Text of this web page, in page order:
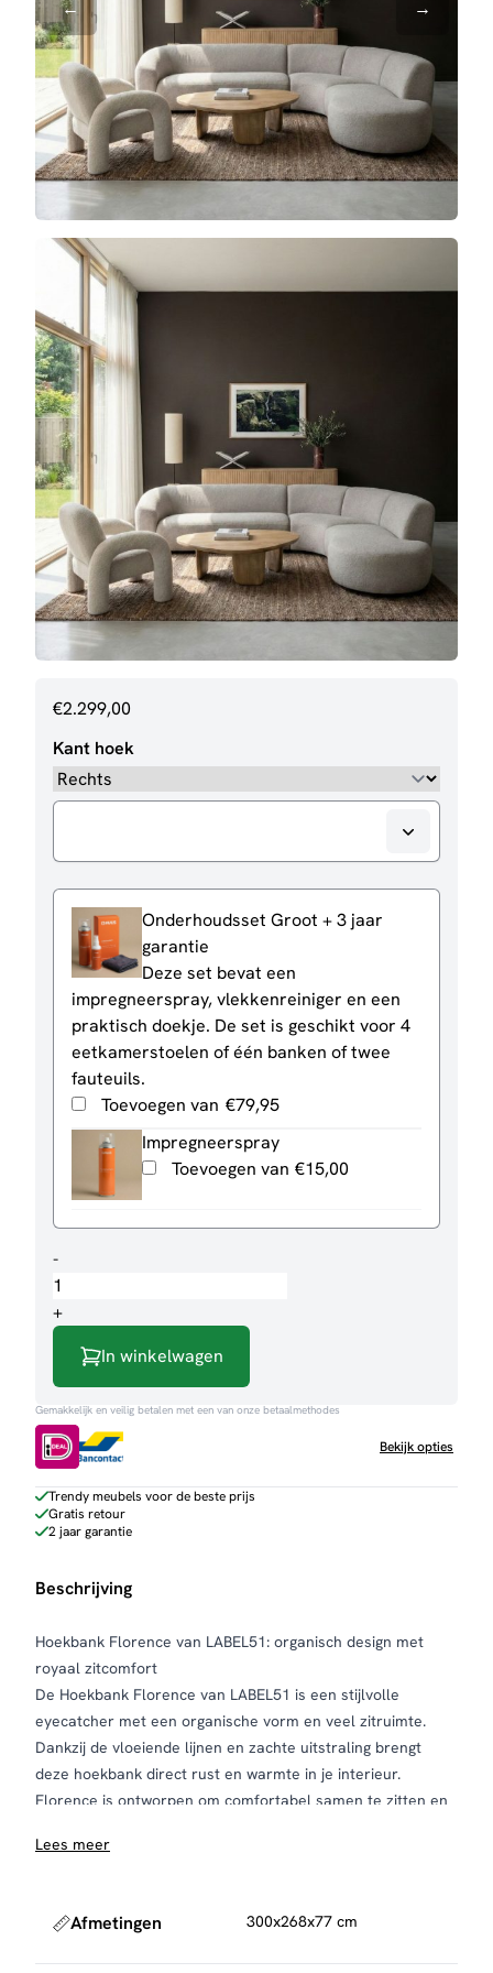
€2.299,00
Kant hoek
Onderhoudsset Groot + 3 jaar
garantie
Deze set bevat een
impregneerspray, vlekkenreiniger en een
praktisch doekje. De set is geschikt voor 4
eetkamerstoelen of één banken of twee
fauteuils.
Toevoegen van €79,95
Impregneerspray
Toevoegen van €15,00
-Hoekbank
Florence
aantal
+
In winkelwagen
Gemakkelijk en veilig betalen met een van onze betaalmethodes
Bekijk opties
Trendy meubels voor de beste prijs
Gratis retour
2 jaar garantie
Beschrijving
Hoekbank Florence van LABEL51: organisch design met
royaal zitcomfort
De Hoekbank Florence van LABEL51 is een stijlvolle
eyecatcher met een organische vorm en veel zitruimte.
Dankzij de vloeiende lijnen en zachte uitstraling brengt
deze hoekbank direct rust en warmte in je interieur.
Florence is ontworpen om comfortabel samen te zitten en
De bank is bekleed met de luxe mushroom Royal bouclé
handgemaakt, waardoor elk exemplaar uniek is. Kleine
Lees meer
Afmetingen 300x268x77 cm